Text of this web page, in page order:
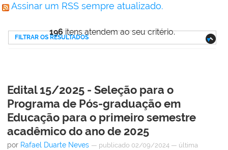
Assinar um RSS sempre atualizado.
196itens atendem ao seu critério.
FILTRAR OS RESULTADOS
Edital 15/2025 - Seleção para o
Programa de Pós-graduação em
Educação para o primeiro semestre
acadêmico do ano de 2025
por Rafael Duarte Neves — publicado 02/09/2024 — última